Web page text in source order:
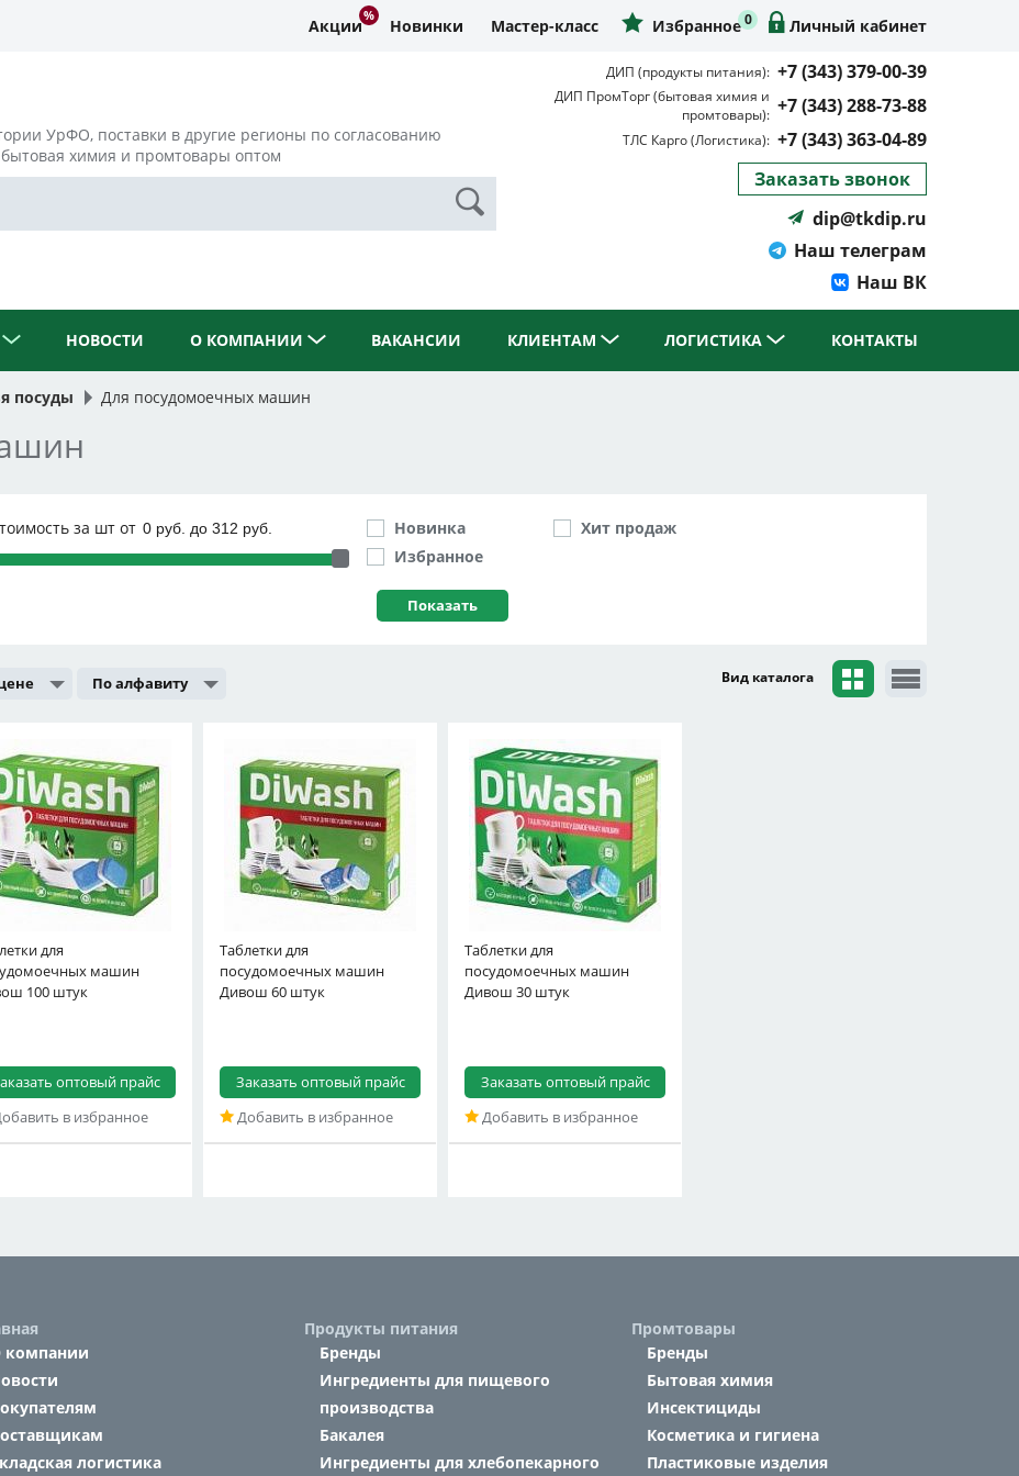
Акции Новинки Мастер-класс Избранное0 Личный кабинет
УрФО, поставки в другие регионы по согласованию
химия и промтовары оптом
ДИП (продукты питания): +7 (343) 379-00-39
ДИП ПромТорг (бытовая химия и
промтовары): +7 (343) 288-73-88
ТЛС Карго (Логистика): +7 (343) 363-04-89
Заказать звонок
dip@tkdip.ru
Наш телеграм
Наш ВК
НОВОСТИ О КОМПАНИИ ВАКАНСИИ КЛИЕНТАМ ЛОГИСТИКА КОНТАКТЫ
посуды Для посудомоечных машин
за шт от
Новинка
Избранное
Хит продаж
По алфавиту Вид каталога
для
машин
100 штук
оптовый прайс
в избранное
Таблетки для
посудомоечных машин
Дивош 60 штук
Заказать оптовый прайс
Добавить в избранное
Таблетки для
посудомоечных машин
Дивош 30 штук
Заказать оптовый прайс
Добавить в избранное
компании
логистика
Продукты питания
Бренды
Ингредиенты для пищевого
производства
Бакалея
Ингредиенты для хлебопекарного
Промтовары
Бренды
Бытовая химия
Инсектициды
Косметика и гигиена
Пластиковые изделия